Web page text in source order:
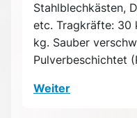
Stahlblechkästen,
etc. Tragkräfte: 30
kg. Sauber
Pulverbeschichtet
Weiter